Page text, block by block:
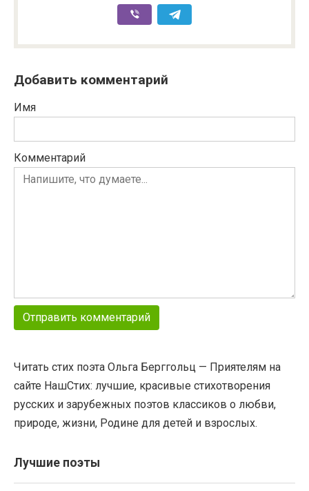
Добавить комментарий
Имя
Комментарий
Читать стих поэта Ольга Берггольц — Приятелям на
сайте НашСтих: лучшие, красивые стихотворения
русских и зарубежных поэтов классиков о любви,
природе, жизни, Родине для детей и взрослых.
Лучшие поэты